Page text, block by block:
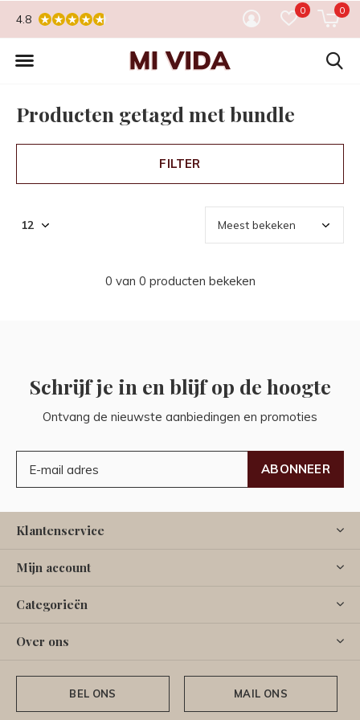
0 0
4.8
Producten getagd met bundle
FILTER
0 van 0 producten bekeken
Schrijf je in en blijf op de hoogte
Ontvang de nieuwste aanbiedingen en promoties
ABONNEER
Klantenservice
Mijn account
Categorieën
Over ons
BEL ONS MAIL ONS